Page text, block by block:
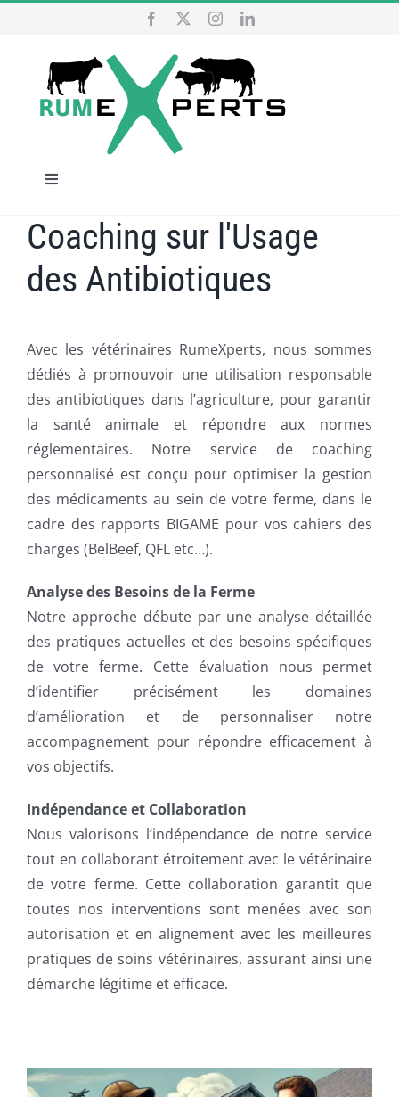
contenu
Navigation
bascule
ACCUEIL
NOS SERVICES
QUI SOMMES NOUS
PUBLICATIONS
CAPSULES
CONTACT
Coaching sur l'Usage
des Antibiotiques
Avec les vétérinaires RumeXperts, nous sommes
dédiés à promouvoir une utilisation responsable
des antibiotiques dans l’agriculture, pour garantir
la santé animale et répondre aux normes
réglementaires. Notre service de coaching
personnalisé est conçu pour optimiser la gestion
des médicaments au sein de votre ferme, dans le
cadre des rapports BIGAME pour vos cahiers des
charges (BelBeef, QFL etc…).
Analyse des Besoins de la Ferme
Notre approche débute par une analyse détaillée
des pratiques actuelles et des besoins spécifiques
de votre ferme. Cette évaluation nous permet
d’identifier précisément les domaines
d’amélioration et de personnaliser notre
accompagnement pour répondre efficacement à
vos objectifs.
Indépendance et Collaboration
Nous valorisons l’indépendance de notre service
tout en collaborant étroitement avec le vétérinaire
de votre ferme. Cette collaboration garantit que
toutes nos interventions sont menées avec son
autorisation et en alignement avec les meilleures
pratiques de soins vétérinaires, assurant ainsi une
démarche légitime et efficace.